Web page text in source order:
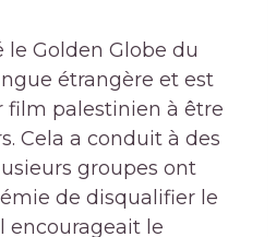
Golden Globe du
étrangère et est
film palestinien à être
Cela a conduit à des
groupes ont
de disqualifier le
encourageait le